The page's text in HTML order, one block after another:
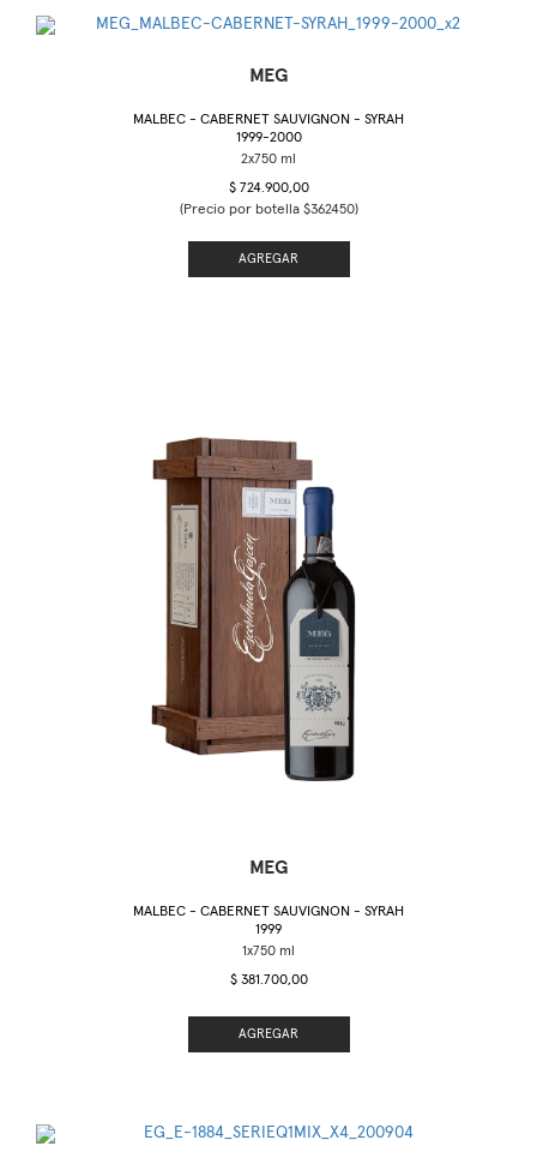
MEG
MALBEC - CABERNET SAUVIGNON - SYRAH
1999-2000
$ 724.900,00
(Precio por botella $362450)
AGREGAR
MEG
MALBEC - CABERNET SAUVIGNON - SYRAH
1999
$ 381.700,00
AGREGAR